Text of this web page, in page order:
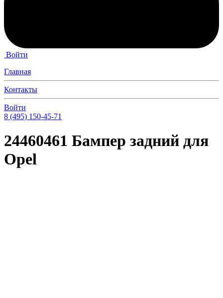
Войти
Главная
Контакты
Войти
8 (495) 150-45-71
24460461 Бампер задний для
Opel